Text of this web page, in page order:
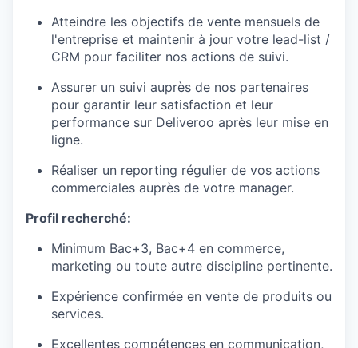
Atteindre les objectifs de vente mensuels de
l'entreprise et maintenir à jour votre lead-list /
CRM pour faciliter nos actions de suivi.
Assurer un suivi auprès de nos partenaires
pour garantir leur satisfaction et leur
performance sur Deliveroo après leur mise en
ligne.
Réaliser un reporting régulier de vos actions
commerciales auprès de votre manager.
Profil recherché:
Minimum Bac+3, Bac+4 en commerce,
marketing ou toute autre discipline pertinente.
Expérience confirmée en vente de produits ou
services.
Excellentes compétences en communication,